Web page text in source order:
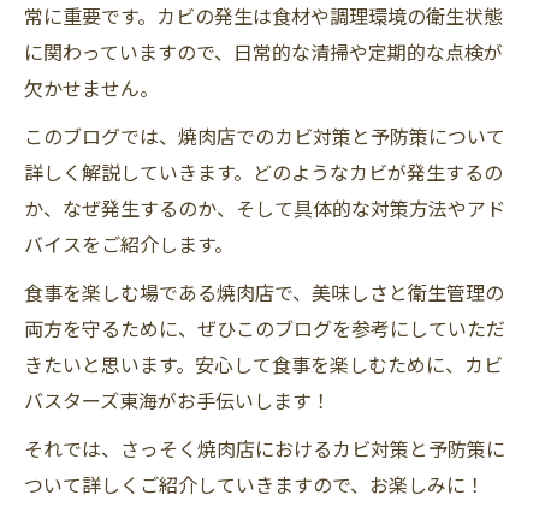
常に重要です。カビの発生は食材や調理環境の衛生状態
に関わっていますので、日常的な清掃や定期的な点検が
欠かせません。
このブログでは、焼肉店でのカビ対策と予防策について
詳しく解説していきます。どのようなカビが発生するの
か、なぜ発生するのか、そして具体的な対策方法やアド
バイスをご紹介します。
食事を楽しむ場である焼肉店で、美味しさと衛生管理の
両方を守るために、ぜひこのブログを参考にしていただ
きたいと思います。安心して食事を楽しむために、カビ
バスターズ東海がお手伝いします！
それでは、さっそく焼肉店におけるカビ対策と予防策に
ついて詳しくご紹介していきますので、お楽しみに！